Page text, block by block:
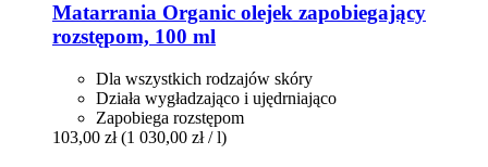
Matarrania Organic olejek zapobiegający
rozstępom, 100 ml
Dla wszystkich rodzajów skóry
Działa wygładzająco i ujędrniająco
Zapobiega rozstępom
103,00 zł (1 030,00 zł / l)